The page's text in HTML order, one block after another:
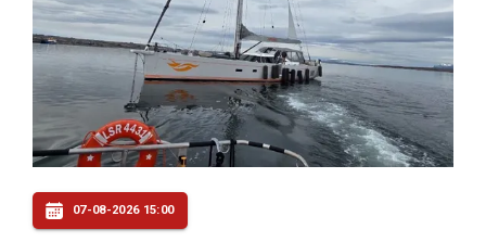
07-08-2026 15:00